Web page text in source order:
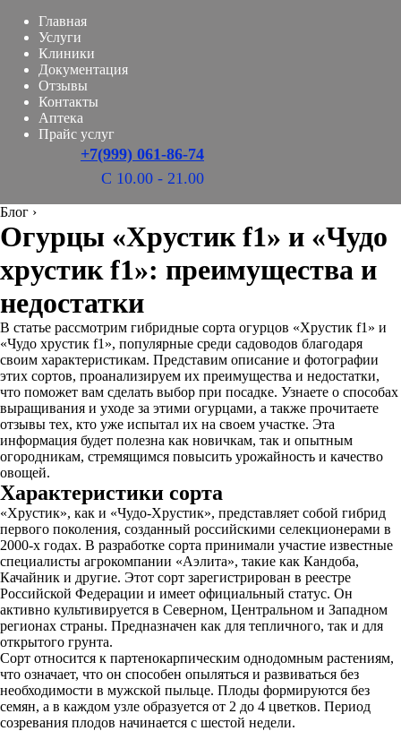
Главная
Услуги
Клиники
Документация
Отзывы
Контакты
Аптека
Прайс услуг
+7(999) 061-86-74
С 10.00 - 21.00
Блог ›
Огурцы «Хрустик f1» и «Чудо
хрустик f1»: преимущества и
недостатки
В статье рассмотрим гибридные сорта огурцов «Хрустик f1» и
«Чудо хрустик f1», популярные среди садоводов благодаря
своим характеристикам. Представим описание и фотографии
этих сортов, проанализируем их преимущества и недостатки,
что поможет вам сделать выбор при посадке. Узнаете о способах
выращивания и уходе за этими огурцами, а также прочитаете
отзывы тех, кто уже испытал их на своем участке. Эта
информация будет полезна как новичкам, так и опытным
огородникам, стремящимся повысить урожайность и качество
овощей.
Характеристики сорта
«Хрустик», как и «Чудо-Хрустик», представляет собой гибрид
первого поколения, созданный российскими селекционерами в
2000-х годах. В разработке сорта принимали участие известные
специалисты агрокомпании «Аэлита», такие как Кандоба,
Качайник и другие. Этот сорт зарегистрирован в реестре
Российской Федерации и имеет официальный статус. Он
активно культивируется в Северном, Центральном и Западном
регионах страны. Предназначен как для тепличного, так и для
открытого грунта.
Сорт относится к партенокарпическим однодомным растениям,
что означает, что он способен опыляться и развиваться без
необходимости в мужской пыльце. Плоды формируются без
семян, а в каждом узле образуется от 2 до 4 цветков. Период
созревания плодов начинается с шестой недели.